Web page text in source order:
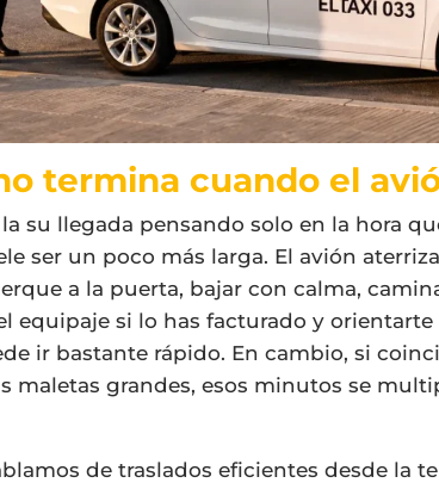
termina cuando el
su llegada pensando solo en la hora
ser un poco más larga. El avión
a la puerta, bajar con calma,
equipaje si lo has facturado y
ir bastante rápido. En cambio, si
maletas grandes, esos minutos se
de traslados eficientes desde la